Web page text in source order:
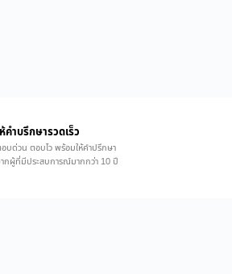
คำบรึกษารวดเร็ว
บด่วน ตอบไว พร้อมให้คำปรึกษา
กผู้ที่มีประสบการณ์มากกว่า 10 ปี